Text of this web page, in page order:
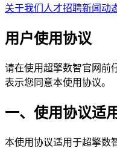
关于我们 人才招聘新闻动
用户使用协议
请在使用超擎数智官网前
表示您同意本使用协议。
一、使用协议适
本使用协议适用于超擎数